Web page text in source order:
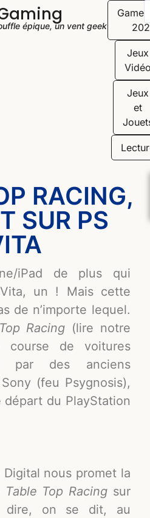
épique, un vent geek"
Jeux
Jeux
et
RACING,
SUR PS
iPad de plus qui
un ! Mais cette
de n’importe lequel.
Racing (lire notre
de voitures
par des anciens
(feu Psygnosis),
du PlayStation
nous promet la
Table Top Racing sur
dire, on se dit, au